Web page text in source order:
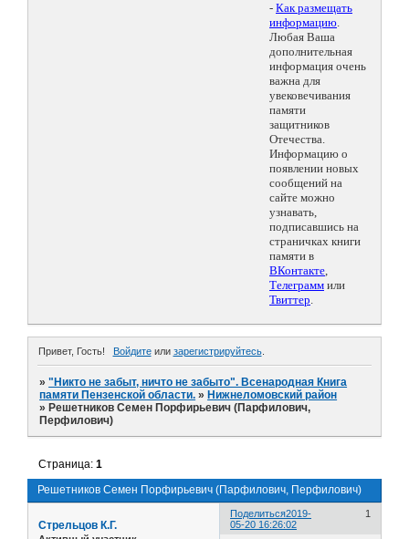
- Как размещать
информацию.
Любая Ваша
дополнительная
информация очень
важна для
увековечивания
памяти
защитников
Отечества.
Информацию о
появлении новых
сообщений на
сайте можно
узнавать,
подписавшись на
страничках книги
памяти в
ВКонтакте,
Телеграмм или
Твиттер.
Привет, Гость! Войдитеили зарегистрируйтесь.
»"Никто не забыт, ничто не забыто". Всенародная Книга
памяти Пензенской области. » Нижнеломовский район
» Решетников Семен Порфирьевич (Парфилович,
Перфилович)
Решетников Семен Порфирьевич (Парфилович, Перфилович)
Страница:1
Поделиться 1
2019-
05-20 16:26:02
Стрельцов К.Г.